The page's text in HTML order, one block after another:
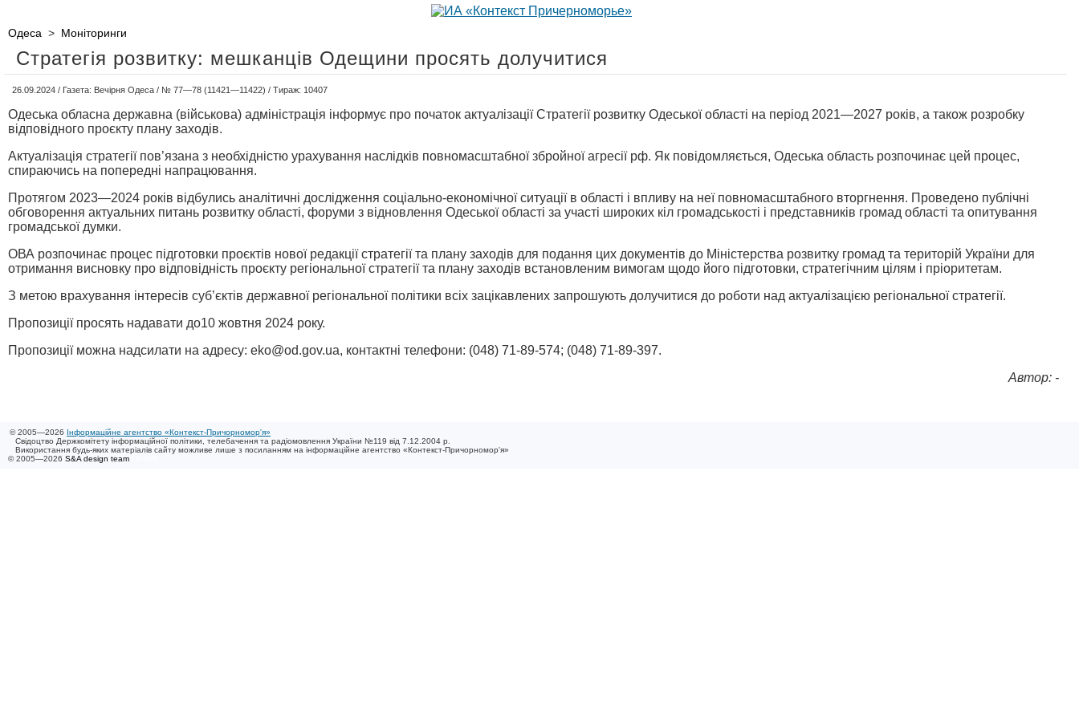
Одеса > Моніторинги
Стратегія розвитку: мешканців Одещини просять долучитися
26.09.2024 / Газета: Вечірня Одеса / № 77—78 (11421—11422) / Тираж: 10407
Одеська обласна державна (військова) адміністрація інформує про початок актуалізації Стратегії розвитку Одеської області на період 2021—2027 років, а також розробку
відповідного проєкту плану заходів.
Актуалізація стратегії пов’язана з необхідністю урахування наслідків повномасштабної збройної агресії рф. Як повідомляється, Одеська область розпочинає цей процес,
спираючись на попередні напрацювання.
Протягом 2023—2024 років відбулись аналітичні дослідження соціально-економічної ситуації в області і впливу на неї повномасштабного вторгнення. Проведено публічні
обговорення актуальних питань розвитку області, форуми з відновлення Одеської області за участі широких кіл громадськості і представників громад області та опитування
громадської думки.
ОВА розпочинає процес підготовки проєктів нової редакції стратегії та плану заходів для подання цих документів до Міністерства розвитку громад та територій України для
отримання висновку про відповідність проєкту регіональної стратегії та плану заходів встановленим вимогам щодо його підготовки, стратегічним цілям і пріоритетам.
З метою врахування інтересів суб’єктів державної регіональної політики всіх зацікавлених запрошують долучитися до роботи над актуалізацією регіональної стратегії.
Пропозиції просять надавати до10 жовтня 2024 року.
Пропозиції можна надсилати на адресу: eko@od.gov.ua, контактні телефони: (048) 71-89-574; (048) 71-89-397.
Автор: -
© 2005—2026 Інформаційне агентство «Контекст-Причорномор'я»
Свідоцтво Держкомітету інформаційної політики, телебачення та радіомовлення України №119 від 7.12.2004 р.
Використання будь-яких матеріалів сайту можливе лише з посиланням на інформаційне агентство «Контекст-Причорномор'я»
© 2005—2026 S&A design team